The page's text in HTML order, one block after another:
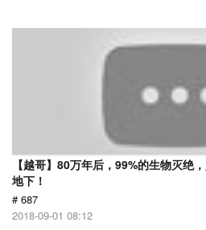
【越哥】80万年后，99%的生物灭绝
地下！
# 687
2018-09-01 08:12